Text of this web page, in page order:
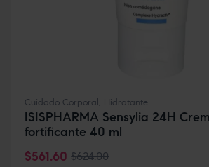
Cuidado Corporal, Hidratante
ISISPHARMA Sensylia 24H
fortificante 40 ml
$624.00
$561.60